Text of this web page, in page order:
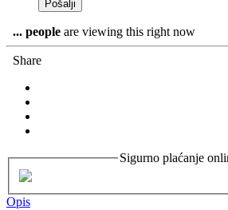
... people are viewing this right now
Share
Sigurno plaćanje
Opis